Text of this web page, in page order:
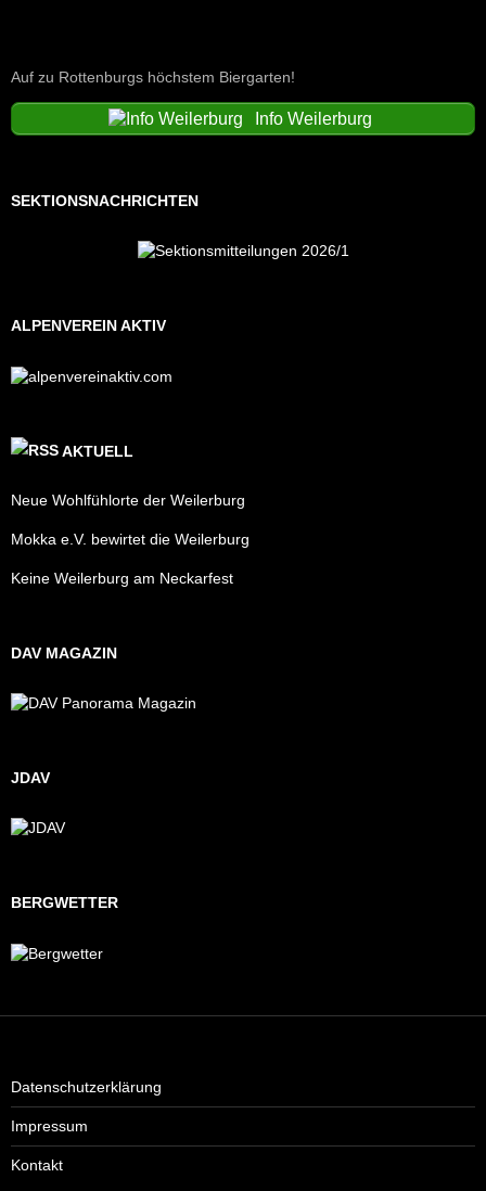
Auf zu Rottenburgs höchstem Biergarten!
Info Weilerburg
SEKTIONSNACHRICHTEN
ALPENVEREIN AKTIV
AKTUELL
Neue Wohlfühlorte der Weilerburg
Mokka e.V. bewirtet die Weilerburg
Keine Weilerburg am Neckarfest
DAV MAGAZIN
JDAV
BERGWETTER
Datenschutzerklärung
Impressum
Kontakt